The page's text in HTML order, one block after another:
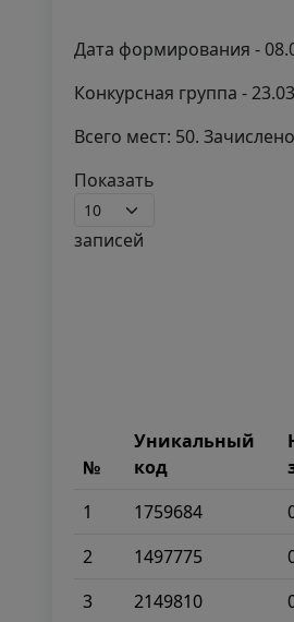
Дата формирования -
Конкурсная группа -
Всего мест: 50.
Показать
записей
№
Уникальный
код
1
1759684
2
1497775
3
2149810